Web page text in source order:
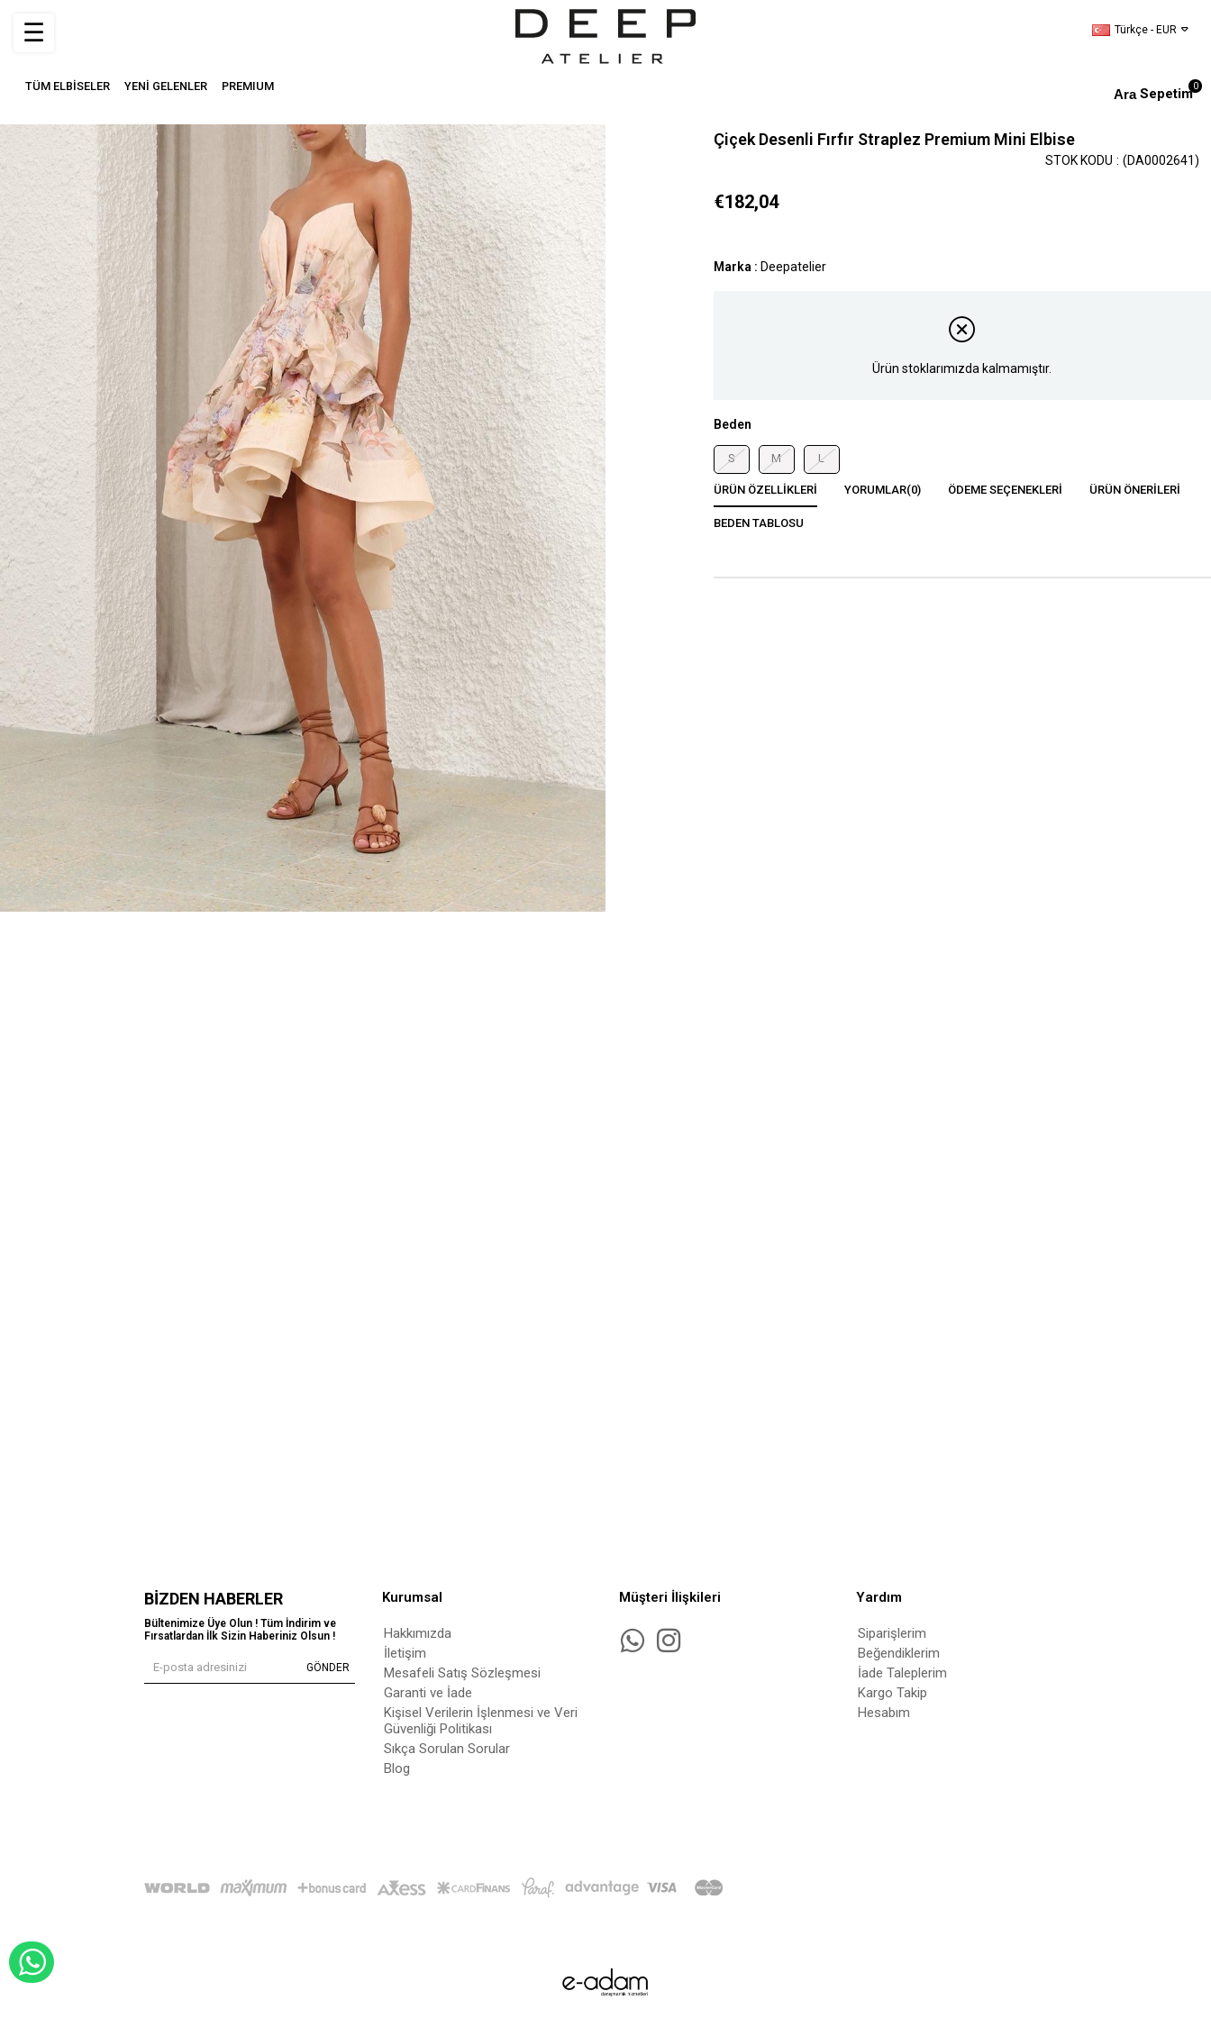
Türkçe - EUR
Sepetim0
TÜM ELBİSELER YENİ GELENLER PREMIUM
☰
Çiçek Desenli Fırfır Straplez Premium Mini Elbise
(DA0002641)
STOK KODU
€182,04
Marka : Deepatelier
Ürün stoklarımızda kalmamıştır.
Beden
S M L
ÜRÜN ÖZELLIKLERI YORUMLAR(0) ÖDEME SEÇENEKLERI ÜRÜN ÖNERILERI
BEDEN TABLOSU
BIZDEN HABERLER
Bültenimize Üye Olun ! Tüm İndirim ve
Fırsatlardan İlk Sizin Haberiniz Olsun !
GÖNDER
Kurumsal
Hakkımızda
İletişim
Mesafeli Satış Sözleşmesi
Garanti ve İade
Kişisel Verilerin İşlenmesi ve Veri
Güvenliği Politikası
Sıkça Sorulan Sorular
Blog
Müşteri İlişkileri Yardım
Siparişlerim
Beğendiklerim
İade Taleplerim
Kargo Takip
Hesabım